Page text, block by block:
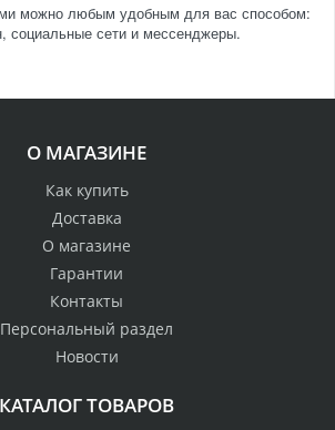
можно любым удобным для вас способом:
социальные сети и мессенджеры.
О МАГАЗИНЕ
Как купить
Доставка
О магазине
Гарантии
Контакты
Персональный раздел
Новости
КАТАЛОГ ТОВАРОВ